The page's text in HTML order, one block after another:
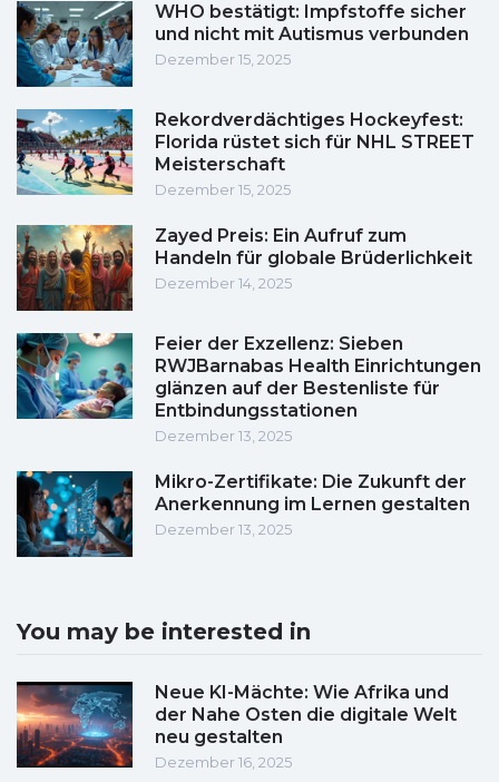
WHO bestätigt: Impfstoffe sicher
und nicht mit Autismus verbunden
Dezember 15, 2025
Rekordverdächtiges Hockeyfest:
Florida rüstet sich für NHL STREET
Meisterschaft
Dezember 15, 2025
Zayed Preis: Ein Aufruf zum
Handeln für globale Brüderlichkeit
Dezember 14, 2025
Feier der Exzellenz: Sieben
RWJBarnabas Health Einrichtungen
glänzen auf der Bestenliste für
Entbindungsstationen
Dezember 13, 2025
Mikro-Zertifikate: Die Zukunft der
Anerkennung im Lernen gestalten
Dezember 13, 2025
You may be interested in
Neue KI-Mächte: Wie Afrika und
der Nahe Osten die digitale Welt
neu gestalten
Dezember 16, 2025